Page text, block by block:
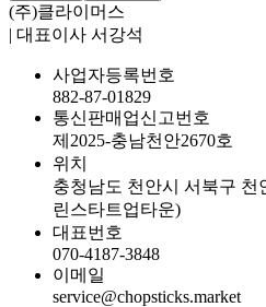
(주)클라이머스
| 대표이사 서강석
사업자등록번호
882-87-01829
통신판매업신고번호
제2025-충남천안2670호
위치
충청남도 천안시 서북구 천
린스타트업타운)
대표번호
070-4187-3848
이메일
service@chopsticks.market